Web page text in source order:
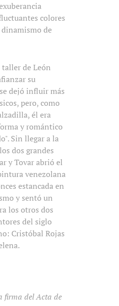
colores
dinamismo de
de León
su
dejó influir más
pero, como
él era
y romántico
Sin llegar a la
dos grandes
y Tovar abrió el
venezolana
estancada en
y sentó un
los otros dos
del siglo
Cristóbal Rojas
firma del Acta de